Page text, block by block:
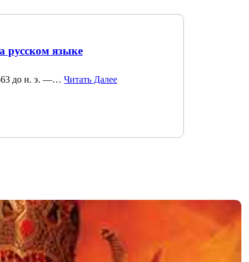
русском языке
563 до н. э. —… Читать Далее